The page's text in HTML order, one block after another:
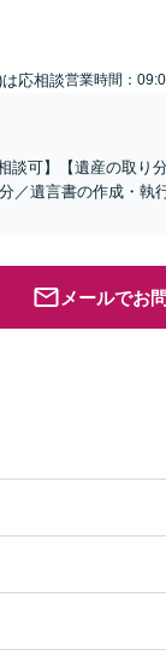
応相談営業時間：
談可】【遺産の取り
／遺言書の作成・執
メールでお